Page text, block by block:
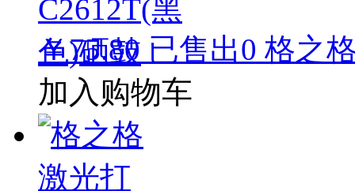
￥75.80 已售出0 格之
加入购物车